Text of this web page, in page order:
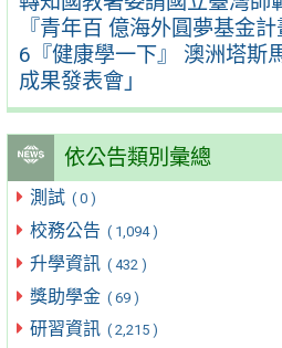
『青年百 億海外圓夢基金
6『健康學一下』 澳洲塔斯
成果發表會」
依公告類別彙總
測試 ( 0 )
校務公告 ( 1,094 )
升學資訊 ( 432 )
獎助學金 ( 69 )
研習資訊 ( 2,215 )